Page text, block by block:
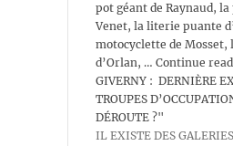
pot géant de Raynaud,
Venet, la literie puante
motocyclette de Mosset,
d’Orlan, … Continue
GIVERNY : DERNIÈRE
TROUPES
DÉROUTE ?"
IL EXISTE DES GALERIES